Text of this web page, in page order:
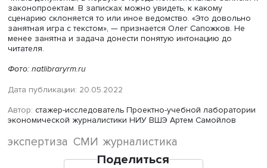
У бюрократического языка свои каноны. Так, начало
полезного текста в таком документе —
третий абзац», делится опытом Олег Сапожков.
абзац — это “во исполнение решения политического
руководства…”, второй — “в соответствии с действием
постановления от…”, а вот в третьем абзаце уже можно
найти», — говорит он.
ним и другие документы — «квалификационный
журналиста, пишущего про регулирование экономики.
может успешно применяться и в других видах
«Кроме того, это еще квалификационный признак,
работать в правительстве», — пояснил Олег Сапожков.